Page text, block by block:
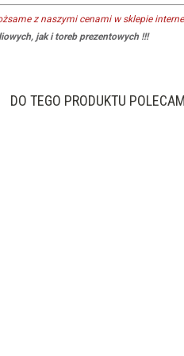
z naszymi cenami w sklepie
jak i toreb prezentowych !!!
DO TEGO PRODUKTU